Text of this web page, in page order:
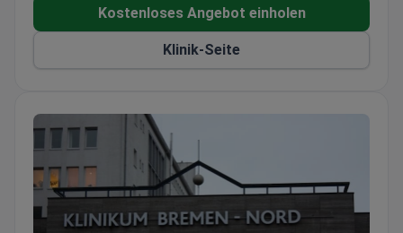
Versorgungsstandards garantiert
DIN EN ISO 9001:2008 zertifiziert für
Qualitätsmanagement
Kostenloses Angebot einholen
Klinik-Seite